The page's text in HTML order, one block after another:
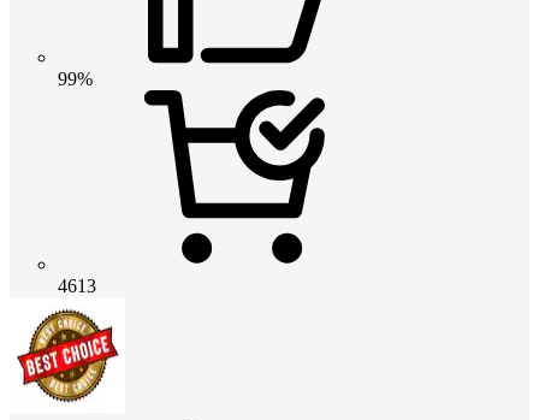
99%
4613